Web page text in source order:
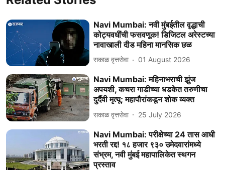
Navi Mumbai: नवी मुंबईतील वृद्धाची
कोट्यवधींची फसवणूक! डिजिटल अरेस्टच्या
नावाखाली दीड महिना मानसिक छळ
सकाळ वृत्तसेवा 01 August 2026
Navi Mumbai: महिनाभराची झुंज
अपयशी, कचरा गाडीच्या धडकेत तरुणीचा
दुर्दैवी मृत्यू; महापौरांकडून शोक व्यक्त
सकाळ वृत्तसेवा 25 July 2026
Navi Mumbai: परीक्षेच्या 24 तास आधी
भरती रद्द! १८ हजार ९३० उमेदवारांमध्ये
संभ्रम, नवी मुंबई महापालिकेत स्थगन
प्रस्ताव